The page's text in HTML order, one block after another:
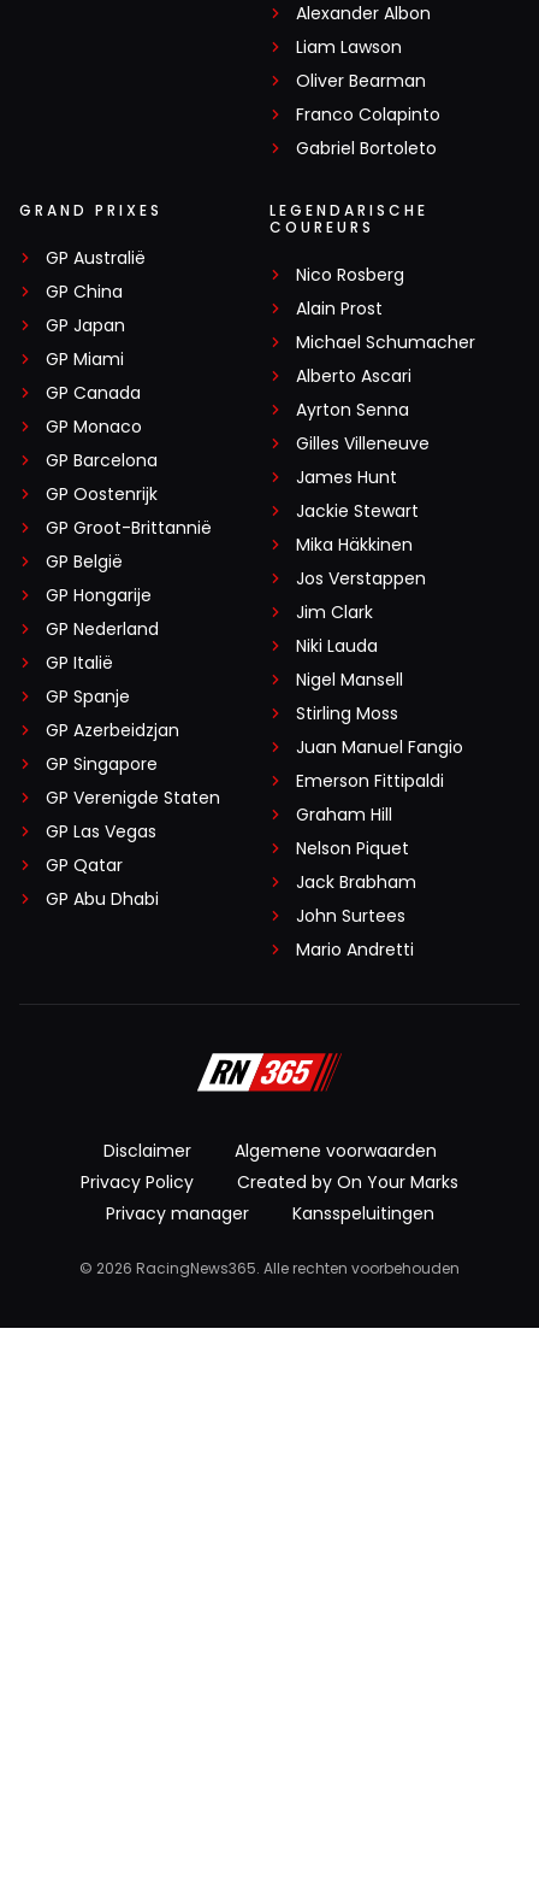
Alexander Albon
Liam Lawson
Oliver Bearman
Franco Colapinto
Gabriel Bortoleto
GRAND PRIXES
GP Australië
GP China
GP Japan
GP Miami
GP Canada
GP Monaco
GP Barcelona
GP Oostenrijk
GP Groot-Brittannië
GP België
GP Hongarije
GP Nederland
GP Italië
GP Spanje
GP Azerbeidzjan
GP Singapore
GP Verenigde Staten
GP Las Vegas
GP Qatar
GP Abu Dhabi
LEGENDARISCHE
COUREURS
Nico Rosberg
Alain Prost
Michael Schumacher
Alberto Ascari
Ayrton Senna
Gilles Villeneuve
James Hunt
Jackie Stewart
Mika Häkkinen
Jos Verstappen
Jim Clark
Niki Lauda
Nigel Mansell
Stirling Moss
Juan Manuel Fangio
Emerson Fittipaldi
Graham Hill
Nelson Piquet
Jack Brabham
John Surtees
Mario Andretti
Disclaimer
Algemene voorwaarden
Privacy Policy
Created by On Your Marks
Privacy manager
Kansspeluitingen
© 2026 RacingNews365. Alle rechten voorbehouden